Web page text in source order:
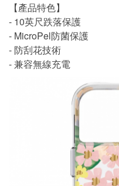
【產品特色】
- 10英尺跌落保護
- MicroPel防菌保護
- 防刮花技術
- 兼容無線充電